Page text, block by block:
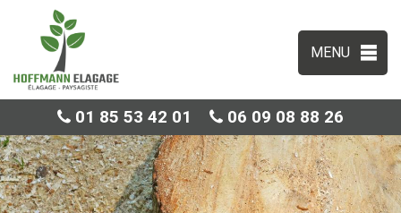
MENU
01 85 53 42 01 06 09 08 88 26